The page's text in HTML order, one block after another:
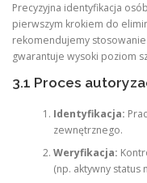
Precyzyjna identyfikacja
pierwszym krokiem do
rekomendujemy stosowanie
gwarantuje wysoki poziom
3.1 Proces
Identyfikacja:
zewnętrznego.
Weryfikacja:
(np. aktywny status